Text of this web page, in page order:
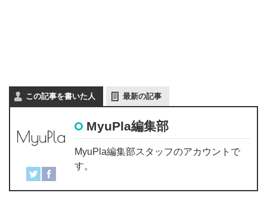
この記事を書いた人 最新の記事
MyuPla編集部
MyuPla編集部スタッフのアカウントで
す。